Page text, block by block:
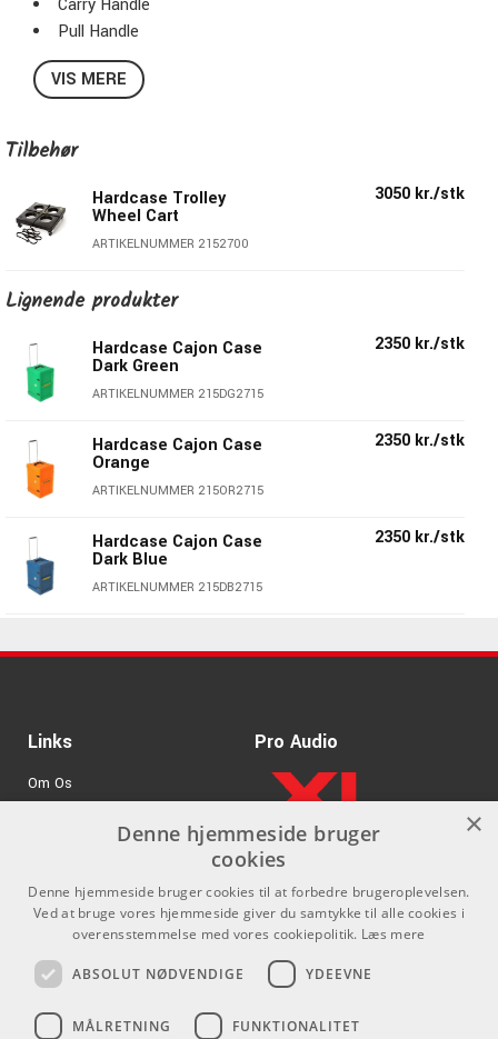
Carry Handle
Pull Handle
Extendable Handle
Stacking Feature
Weight: 4kg
VIS MERE
Tilbehør
Hardcase Trolley
Wheel Cart
ARTIKELNUMMER 2152700
3050 kr./stk
Lignende produkter
Hardcase Cajon Case
Dark Green
ARTIKELNUMMER 215DG2715
2350 kr./stk
Hardcase Cajon Case
Orange
ARTIKELNUMMER 215OR2715
2350 kr./stk
Hardcase Cajon Case
Dark Blue
ARTIKELNUMMER 215DB2715
2350 kr./stk
Pink
Hardcase Cajon Case
Hardcase Cajon Case
Light Green
2350 kr./stk
Hardcase Cajon Case
Yellow
ARTIKELNUMMER 215YE2715
2350 kr./stk
Hardcase Cajon Case
Links
Om Os
GDPR & Cookies
Pro Audio
.
Kontakt
Som privatperson kan du ikke
købe på denne hjemmeside, alt
Sociale medier
×
Denne hjemmeside bruger
cookies
Denne hjemmeside bruger cookies til at forbedre brugeroplevelsen.
Ved at bruge vores hjemmeside giver du samtykke til alle cookies i
overensstemmelse med vores cookiepolitik. Læs mere
ABSOLUT NØDVENDIGE YDEEVNE
MÅLRETNING FUNKTIONALITET